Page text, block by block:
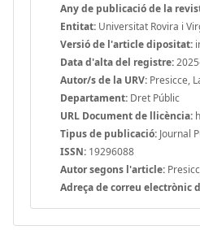
Any de publicació de la
Entitat: Universitat Rovira i
Versió de l'article dipositat:
Data d'alta del registre:
Autor/s de la URV: Presicce,
Departament: Dret Públic
URL Document de llicència:
Tipus de publicació: Journal
ISSN: 19296088
Autor segons l'article:
Adreça de correu electrònic